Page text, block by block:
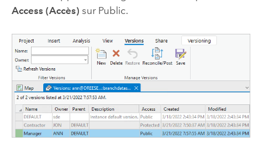
Access (Accès) sur Public.